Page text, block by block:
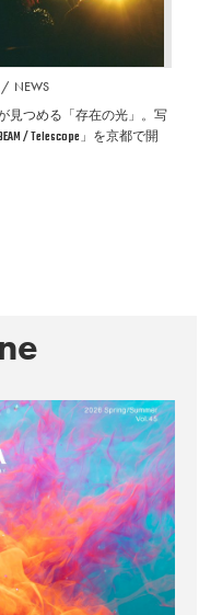
NEWS
見つめる「存在の光」。写
/ Telescope」を京都で開